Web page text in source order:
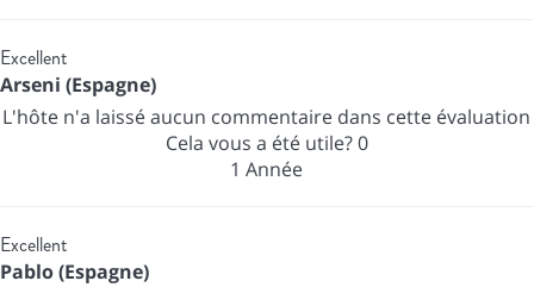
Excellent
Arseni (Espagne)
L'hôte n'a laissé aucun commentaire dans cette évaluation
Cela vous a été utile?0
1 Année
Excellent
Pablo (Espagne)